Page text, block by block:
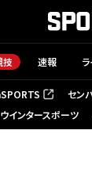
技 速報
タブで開く） セン
ウインタースポーツ